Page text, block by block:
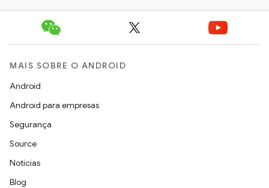
MAIS SOBRE O ANDROID
Android
Android para empresas
Segurança
Source
Notícias
Blog